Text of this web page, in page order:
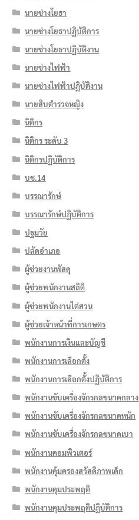
นายช่างโยธา
นายช่างโยธาปฏิบัติการ
นายช่างโยธาปฏิบัติงาน
นายช่างไฟฟ้า
นายช่างไฟฟ้าปฏิบัติงาน
นายสิบตำรวจหญิง
นิติกร
นิติกร ระดับ 3
นิติกรปฏิบัติการ
บช.14
บรรณารักษ์
บรรณารักษ์ปฏิบัติการ
ปฐมวัย
ปลัดอำเภอ
ผู้ช่วยงานพัสดุ
ผู้ช่วยพนักงานสถิติ
ผู้ช่วยพนักงานไต่สวน
ผู้ช่วยเจ้าหน้าที่การเกษตร
พนักงานการเงินและบัญชี
พนักงานการเลือกตั้ง
พนักงานการเลือกตั้งปฏิบัติการ
พนักงานขับเครื่องจักรกลขนาดกลาง
พนักงานขับเครื่องจักรกลขนาดหนัก
พนักงานขับเครื่องจักรกลขนาดเบา
พนักงานคอมพิวเตอร์
พนักงานคุ้มครองสวัสดิภาพเด็ก
พนักงานคุมประพฤติ
พนักงานคุมประพฤติปฏิบัติการ